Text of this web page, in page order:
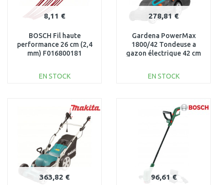
8,11 €
BOSCH Fil haute
performance 26 cm (2,4
mm) F016800181
EN STOCK
Au comparatif
278,81 €
Gardena PowerMax
1800/42 Tondeuse a
gazon électrique 42 cm
EN STOCK
Au comparatif
363,82 € 96,61 €